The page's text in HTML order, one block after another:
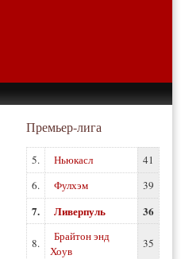
Премьер-лига
5. Ньюкасл
41
6.
Фулхэм 39
7. Ливерпуль 36
8.
Брайтон энд
Хоув
35